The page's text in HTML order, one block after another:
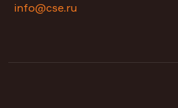
info@cse.ru